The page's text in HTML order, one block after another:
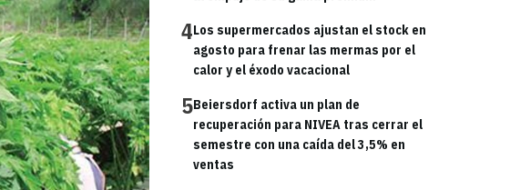
4Los supermercados ajustan el stock en
agosto para frenar las mermas por el
calor y el éxodo vacacional
5Beiersdorf activa un plan de
recuperación para NIVEA tras cerrar el
semestre con una caída del 3,5% en
ventas